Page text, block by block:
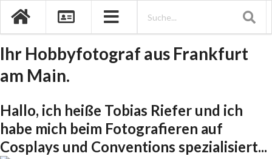
Ihr Hobbyfotograf aus Frankfurt
am Main.
Hallo, ich heiße Tobias Riefer und ich
habe mich beim Fotografieren auf
Cosplays und Conventions spezialisiert...